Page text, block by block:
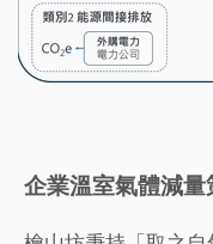
企業溫室氣體減量